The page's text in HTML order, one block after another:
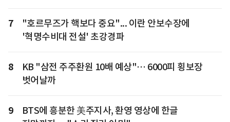
7
"호르무즈가 핵보다 중요"... 이란 안보수장에
'혁명수비대 전설' 초강경파
8
KB "삼전 주주환원 10배 예상"… 6000피 횡보장
벗어날까
9
BTS에 흥분한 美주지사, 환영 영상에 한글